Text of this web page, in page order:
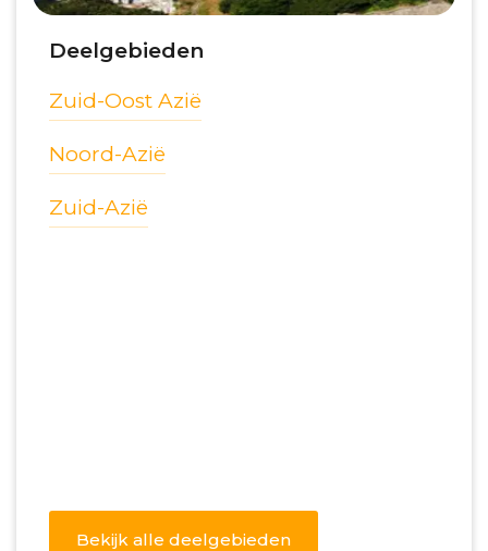
Deelgebieden
Zuid-Oost Azië
Noord-Azië
Zuid-Azië
Bekijk alle deelgebieden